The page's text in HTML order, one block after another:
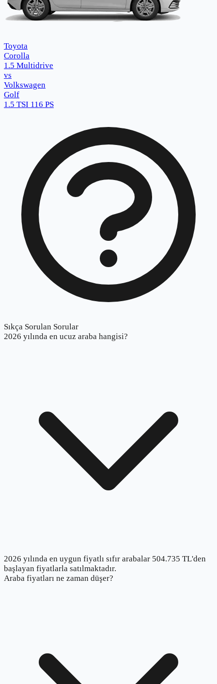
Toyota
Corolla
1.5 Multidrive
vs
Volkswagen
Golf
1.5 TSI 116 PS
Sıkça Sorulan Sorular
2026 yılında en ucuz araba hangisi?
2026 yılında en uygun fiyatlı sıfır arabalar 504.735 TL'den
başlayan fiyatlarla satılmaktadır.
Araba fiyatları ne zaman düşer?